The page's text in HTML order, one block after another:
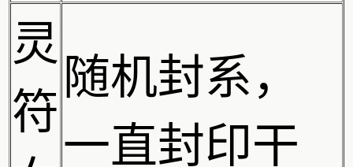
灵
符
随机封系，
一直封印干